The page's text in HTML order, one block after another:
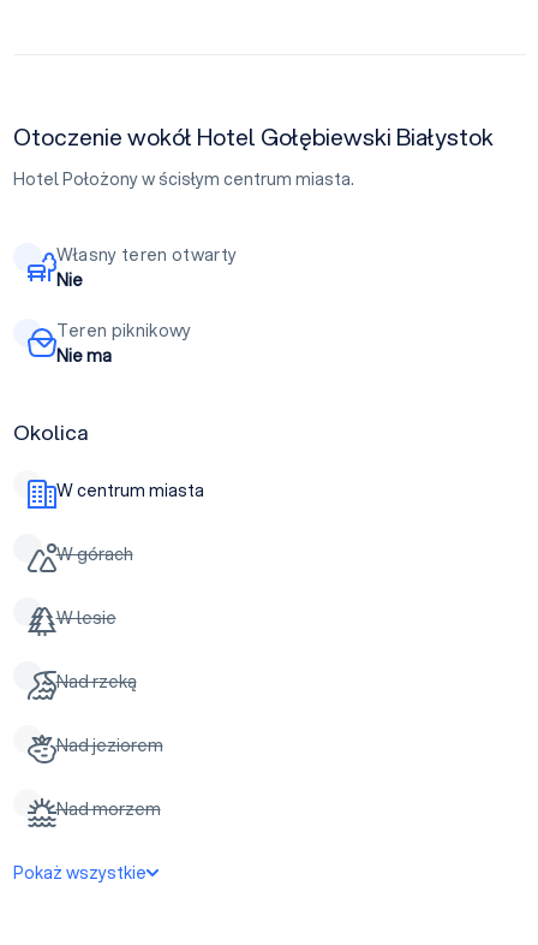
Otoczenie wokół Hotel Gołębiewski Białystok
Hotel Położony w ścisłym centrum miasta.
Własny teren otwarty
Nie
Teren piknikowy
Nie ma
Okolica
W centrum miasta
W górach
W lesie
Nad rzeką
Nad jeziorem
Nad morzem
Pokaż wszystkie